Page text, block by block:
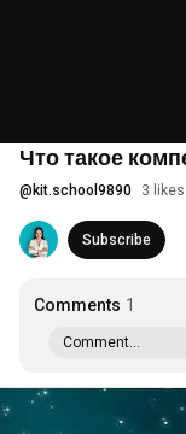
Что такое
@ kit.school9890 3 likes
Subscribe
Comments 1
Comment...